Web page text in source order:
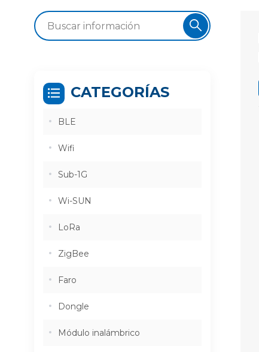
CATEGORÍAS
BLE
Wifi
Sub-1G
Wi-SUN
LoRa
ZigBee
Faro
Dongle
Módulo inalámbrico